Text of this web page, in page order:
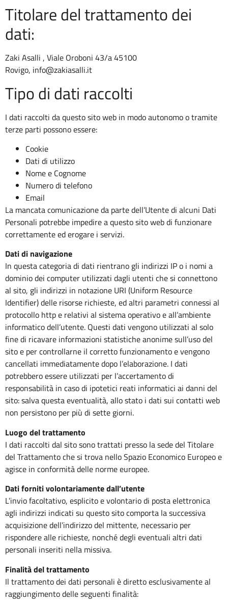
Titolare del trattamento dei
dati:
Zaki Asalli , Viale Oroboni 43/a 45100
Rovigo, info@zakiasalli.it
Tipo di dati raccolti
I dati raccolti da questo sito web in modo autonomo o tramite
terze parti possono essere:
Cookie
Dati di utilizzo
Nome e Cognome
Numero di telefono
Email
La mancata comunicazione da parte dell’Utente di alcuni Dati
Personali potrebbe impedire a questo sito web di funzionare
correttamente ed erogare i servizi.
Dati di navigazione
In questa categoria di dati rientrano gli indirizzi IP o i nomi a
dominio dei computer utilizzati dagli utenti che si connettono
al sito, gli indirizzi in notazione URI (Uniform Resource
Identifier) delle risorse richieste, ed altri parametri connessi al
protocollo http e relativi al sistema operativo e all’ambiente
informatico dell’utente. Questi dati vengono utilizzati al solo
fine di ricavare informazioni statistiche anonime sull’uso del
sito e per controllarne il corretto funzionamento e vengono
cancellati immediatamente dopo l’elaborazione. I dati
potrebbero essere utilizzati per l’accertamento di
responsabilità in caso di ipotetici reati informatici ai danni del
sito: salva questa eventualità, allo stato i dati sui contatti web
non persistono per più di sette giorni.
Luogo del trattamento
I dati raccolti dal sito sono trattati presso la sede del Titolare
del Trattamento che si trova nello Spazio Economico Europeo e
agisce in conformità delle norme europee.
Dati forniti volontariamentedall’utente
L’invio facoltativo, esplicito e volontario di posta elettronica
agli indirizzi indicati su questo sito comporta la successiva
acquisizione dell’indirizzo del mittente, necessario per
rispondere alle richieste, nonché degli eventuali altri dati
personali inseriti nella missiva.
Finalità del trattamento
Il trattamento dei dati personali è diretto esclusivamente al
raggiungimento delle seguenti finalità: